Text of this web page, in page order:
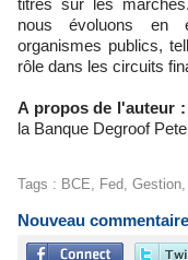
nous évoluons en
organismes publics,
rôle dans les circuits
A propos de l'auteur :
la Banque Degroof
Tags : BCE Fed Gestion
Nouveau